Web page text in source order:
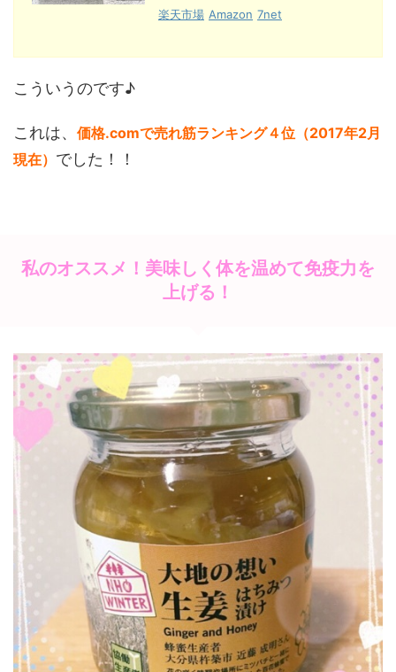
楽天市場 Amazon 7net
こういうのです♪
これは、 価格.comで売れ筋ランキング４位（2017年2月
現在） でした！！
私のオススメ！美味しく体を温めて免疫力を
上げる！